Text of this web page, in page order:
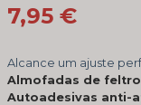
7,95 €
Alcance um ajuste
Almofadas de
Autoadesivas anti-